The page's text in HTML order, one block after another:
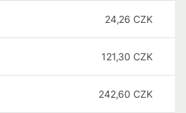
24,26 CZK
121,30 CZK
242,60 CZK